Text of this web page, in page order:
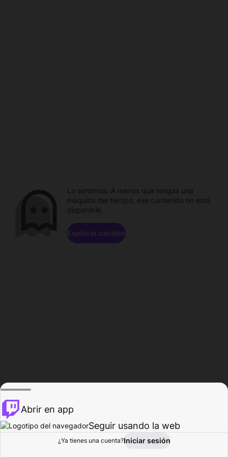
Explorar Actividad
Lo sentimos. A menos que tengas una
máquina del tiempo, ese contenido no está
disponible.
Explorar canales
Abrir en app
Seguir usando la web
¿Ya tienes una cuenta?Iniciar sesión